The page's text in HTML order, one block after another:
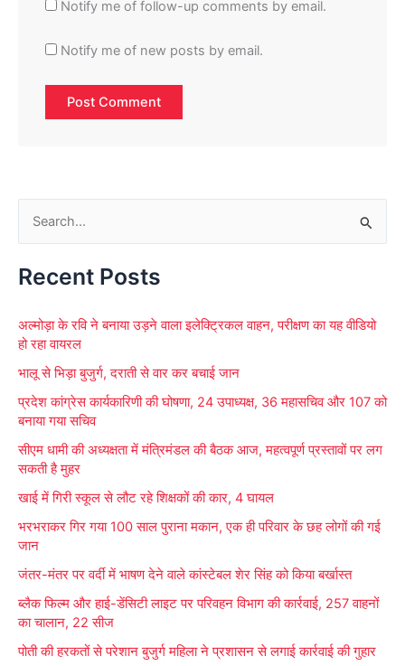
Notify me of follow-up comments by email.
Notify me of new posts by email.
a
c
o
:
Recent Posts
अल्मोड़ा के रवि ने बनाया उड़ने वाला इलेक्ट्रिकल वाहन, परीक्षण का यह वीडियो
हो रहा वायरल
भालू से भिड़ा बुजुर्ग, दराती से वार कर बचाई जान
प्रदेश कांग्रेस कार्यकारिणी की घोषणा, 24 उपाध्यक्ष, 36 महासचिव और 107 को
बनाया गया सचिव
सीएम धामी की अध्यक्षता में मंत्रिमंडल की बैठक आज, महत्वपूर्ण प्रस्तावों पर लग
सकती है मुहर
खाई में गिरी स्कूल से लौट रहे शिक्षकों की कार, 4 घायल
भरभराकर गिर गया 100 साल पुराना मकान, एक ही परिवार के छह लोगों की गई
जान
जंतर-मंतर पर वर्दी में भाषण देने वाले कांस्टेबल शेर सिंह को किया बर्खास्त
ब्लैक फिल्म और हाई-डेंसिटी लाइट पर परिवहन विभाग की कार्रवाई, 257 वाहनों
का चालान, 22 सीज
पोती की हरकतों से परेशान बुजुर्ग महिला ने प्रशासन से लगाई कार्रवाई की गुहार